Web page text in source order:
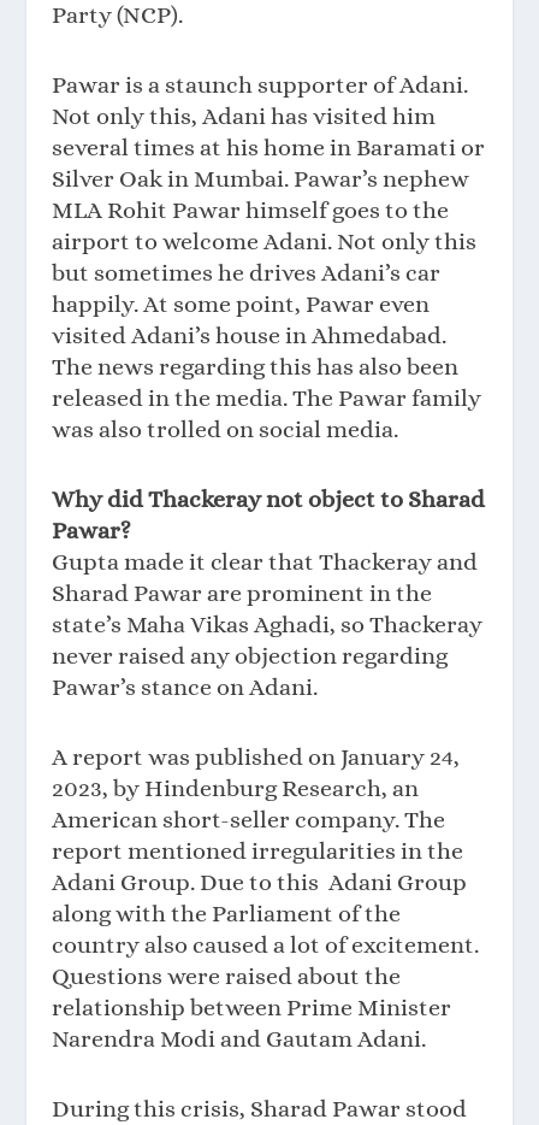
Party (NCP).
Pawar is a staunch supporter of Adani.
Not only this, Adani has visited him
several times at his home in Baramati or
Silver Oak in Mumbai. Pawar’s nephew
MLA Rohit Pawar himself goes to the
airport to welcome Adani. Not only this
but sometimes he drives Adani’s car
happily. At some point, Pawar even
visited Adani’s house in Ahmedabad.
The news regarding this has also been
released in the media. The Pawar family
was also trolled on social media.
Why did Thackeray not object to Sharad
Pawar?
Gupta made it clear that Thackeray and
Sharad Pawar are prominent in the
state’s Maha Vikas Aghadi, so Thackeray
never raised any objection regarding
Pawar’s stance on Adani.
A report was published on January 24,
2023, by Hindenburg Research, an
American short-seller company. The
report mentioned irregularities in the
Adani Group. Due to this Adani Group
along with the Parliament of the
country also caused a lot of excitement.
Questions were raised about the
relationship between Prime Minister
Narendra Modi and Gautam Adani.
During this crisis, Sharad Pawar stood